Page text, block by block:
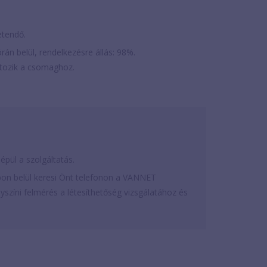
belül, rendelkezésre állás: 98%.
a csomaghoz.